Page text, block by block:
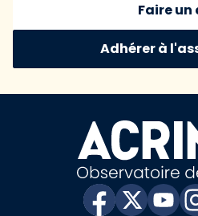
Faire un
Adhérer à